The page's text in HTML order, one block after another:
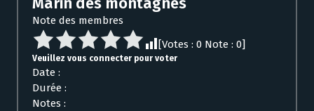
Note des membres
[Votes : 0 Note : 0]
Veuillez vous connecter pour voter
Date :
Durée :
Notes :